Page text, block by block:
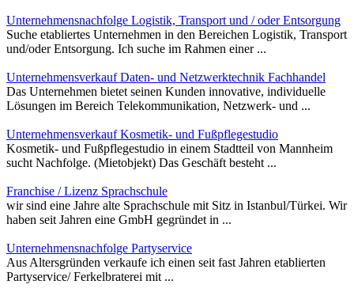
Unternehmensnachfolge Logistik, Transport und / oder Entsorgung
Suche etabliertes Unternehmen in den Bereichen Logistik, Transport
und/oder Entsorgung. Ich suche im Rahmen einer ...
Unternehmensverkauf Daten- und Netzwerktechnik Fachhandel
Das Unternehmen bietet seinen Kunden innovative, individuelle
Lösungen im Bereich Telekommunikation, Netzwerk- und ...
Unternehmensverkauf Kosmetik- und Fußpflegestudio
Kosmetik- und Fußpflegestudio in einem Stadtteil von Mannheim
sucht Nachfolge. (Mietobjekt) Das Geschäft besteht ...
Franchise / Lizenz Sprachschule
wir sind eine Jahre alte Sprachschule mit Sitz in Istanbul/Türkei. Wir
haben seit Jahren eine GmbH gegründet in ...
Unternehmensnachfolge Partyservice
Aus Altersgründen verkaufe ich einen seit fast Jahren etablierten
Partyservice/ Ferkelbraterei mit ...